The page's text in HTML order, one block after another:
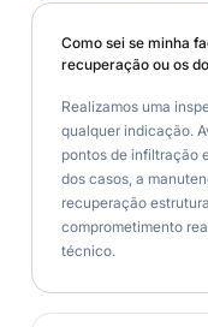
Como sei se minha
recuperação ou os
Realizamos uma
qualquer indicação.
pontos de infiltração
dos casos, a
recuperação
comprometimento
técnico.